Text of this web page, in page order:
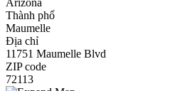
Thành phố
Maumelle
Địa chỉ
11751 Maumelle Blvd
ZIP code
72113